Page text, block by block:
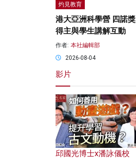
灼見教育
港大亞洲科學營 四諾獎
得主與學生講解互動
作者: 本社編輯部
2026-08-04
影片
邱國光博士x潘詠儀校